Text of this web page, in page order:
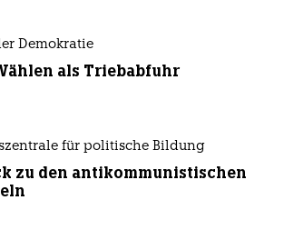
Demokratie
als Triebabfuhr
für politische Bildung
zu den antikommunistischen